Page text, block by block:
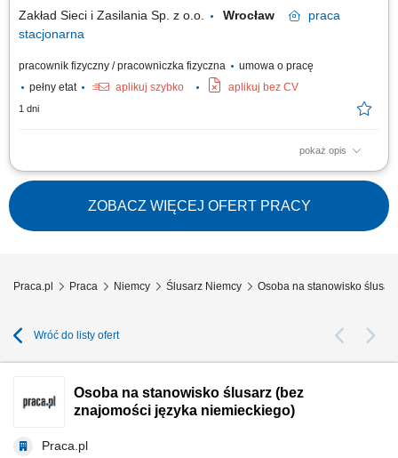
Zakład Sieci i Zasilania Sp. z o.o. Wrocław
praca
stacjonarna
pracownik fizyczny / pracowniczka fizyczna
umowa o pracę
pełny etat
aplikuj szybko aplikuj bez CV
1 dni
pokaż opis
Prace ślusarskie na warsztacie i budowie, Obsługiwanie specjalnych
maszyn, Wykonywaniem prac o charakterze spawalniczo-konstrukcyjnym,
Dbałość o porządek i czystość stanowiska pracy, w tym wykorzystywanych
ZOBACZ WIĘCEJ OFERT PRACY
Praca.pl Praca Niemcy Ślusarz Niemcy Osoba na stanowisko
Wróć do listy ofert
Osoba na stanowisko ślusarz (bez
znajomości języka niemieckiego)
Praca.pl